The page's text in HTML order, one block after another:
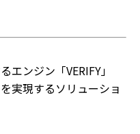
ンジン「VERIFY」
実現するソリューショ